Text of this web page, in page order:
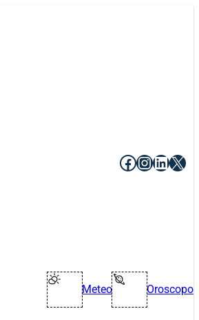
Facebook
X
Meteo Oroscopo